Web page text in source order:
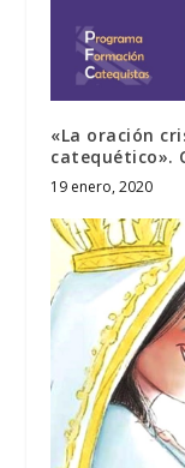
«La oración
catequético».
19 enero, 2020